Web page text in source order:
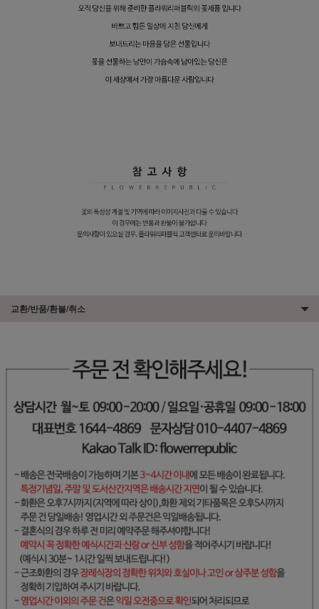
교환/반품/환불/취소